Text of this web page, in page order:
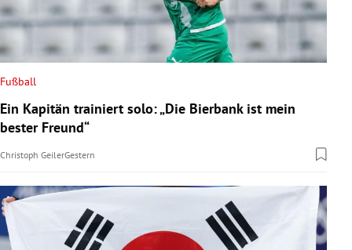
Fußball
Ein Kapitän trainiert solo: „Die Bierbank ist mein
bester Freund“
Christoph GeilerGestern